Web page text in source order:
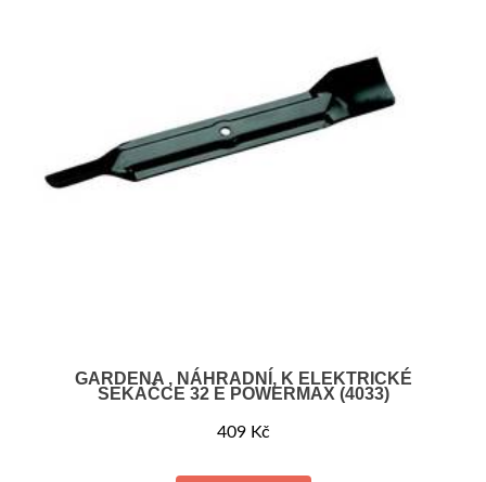
GARDENA , NÁHRADNÍ, K ELEKTRICKÉ
SEKAČCE 32 E POWERMAX (4033)
409 Kč